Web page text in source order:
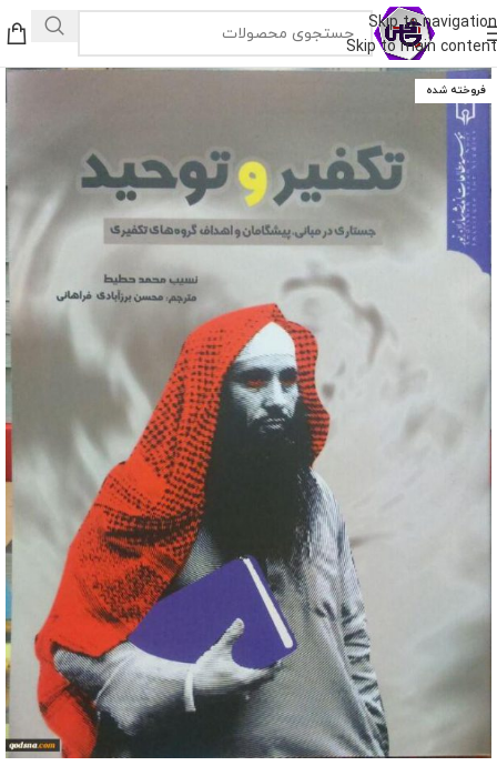
Skip to navigation
Skip to main content
فروخته شده